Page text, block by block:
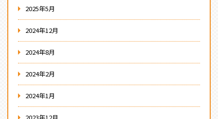
2025年5月
2024年12月
2024年8月
2024年2月
2024年1月